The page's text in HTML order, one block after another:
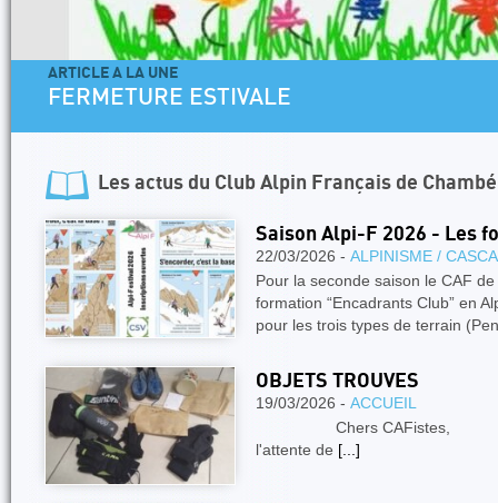
ARTICLE A LA UNE
FERMETURE ESTIVALE
Les actus du Club Alpin Français de
Saison Alpi-F 2026 - Les
22/03/2026 - ALPINISME /
Pour la seconde saison le CAF
formation “Encadrants Club” en
pour les trois types de terrain
OBJETS TROUVES
19/03/2026 - ACCUEIL
Chers CAFistes, Des
l'attente de [...]